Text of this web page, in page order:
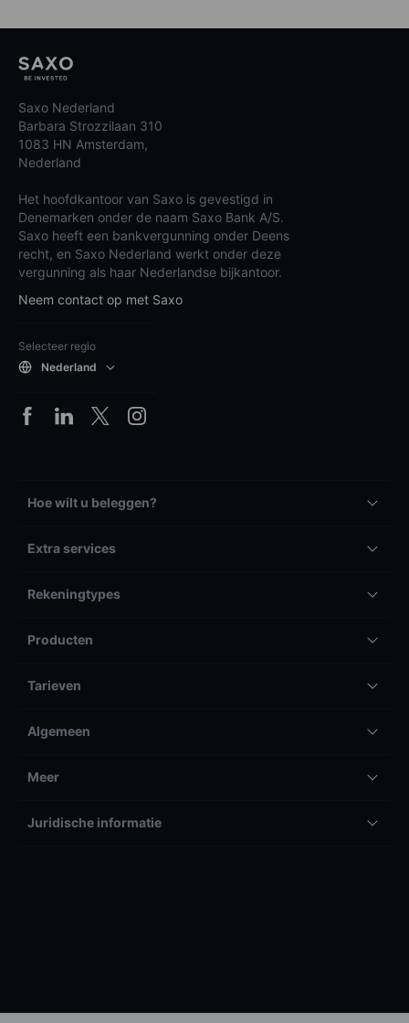
Saxo Nederland
Barbara Strozzilaan 310
1083 HN Amsterdam,
Nederland
Het hoofdkantoor van Saxo is gevestigd in
Denemarken onder de naam Saxo Bank A/S.
Saxo heeft een bankvergunning onder Deens
recht, en Saxo Nederland werkt onder deze
vergunning als haar Nederlandse bijkantoor.
Neem contact op met Saxo
Selecteer regio
Nederland
Hoe wilt u beleggen?
Extra services
Rekeningtypes
Producten
Tarieven
Algemeen
Meer
Juridische informatie